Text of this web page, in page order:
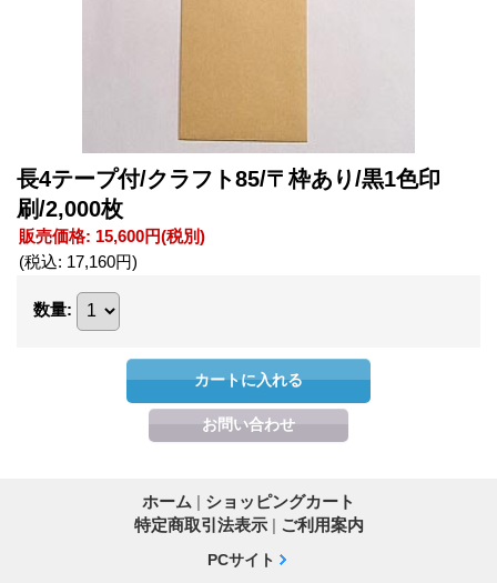
長4テープ付/クラフト85/〒枠あり/黒1色印
刷/2,000枚
販売価格: 15,600円(税別)
(税込: 17,160円)
数量:
ホーム | ショッピングカート
特定商取引法表示 | ご利用案内
PCサイト